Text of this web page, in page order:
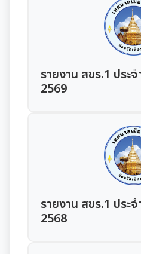
ประวัติความเป็นมา
อำนาจหน้าที่ของเทศบาล
แผนดำเนินงานประจำปี
รายงานผลการดำเนินงาน
รายงานการติดตามและปร
คู่มือหรือมาตรฐานการปฏิบั
มุม KM การจัดการความรู้
มาตรฐานกำหนดตำแหน่ง
การให้บริการประชาชน
รายงาน สขร.1 ประ
2569
รายงาน สขร.1 ประ
2568